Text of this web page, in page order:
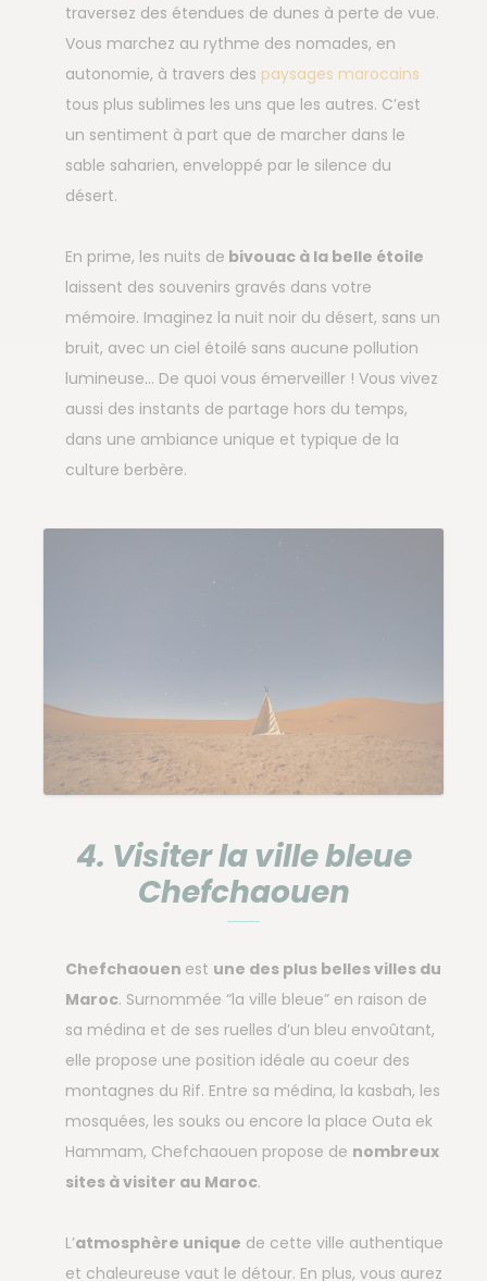
traversez des étendues de dunes à perte de vue.
Vous marchez au rythme des nomades, en
autonomie, à travers des paysages marocains
tous plus sublimes les uns que les autres. C’est
un sentiment à part que de marcher dans le
sable saharien, enveloppé par le silence du
désert.
En prime, les nuits de bivouac à la belle étoile
laissent des souvenirs gravés dans votre
mémoire. Imaginez la nuit noir du désert, sans un
bruit, avec un ciel étoilé sans aucune pollution
lumineuse… De quoi vous émerveiller ! Vous vivez
aussi des instants de partage hors du temps,
dans une ambiance unique et typique de la
culture berbère.
4. Visiter la ville bleue
Chefchaouen
Chefchaouen est une des plus belles villes du
Maroc. Surnommée “la ville bleue” en raison de
sa médina et de ses ruelles d’un bleu envoûtant,
elle propose une position idéale au coeur des
montagnes du Rif. Entre sa médina, la kasbah, les
mosquées, les souks ou encore la place Outa ek
Hammam, Chefchaouen propose de nombreux
sites à visiter au Maroc.
L’atmosphère unique de cette ville authentique
et chaleureuse vaut le détour. En plus, vous aurez